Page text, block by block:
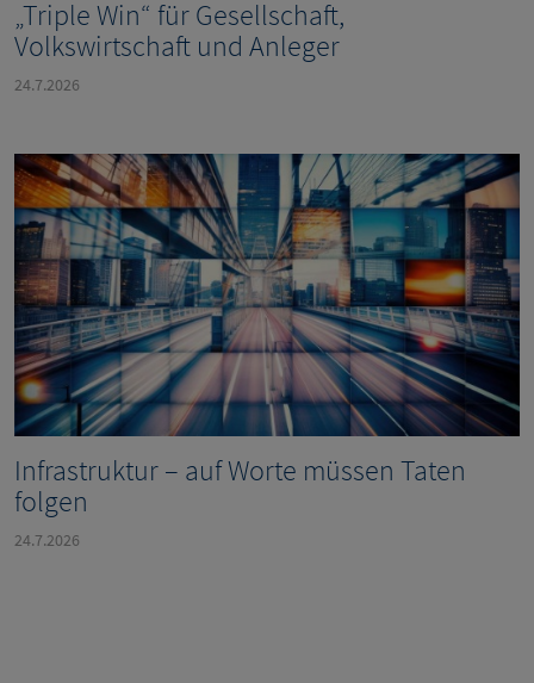
„Triple Win“ für Gesellschaft,
Volkswirtschaft und Anleger
24.7.2026
Infrastruktur – auf Worte müssen Taten
folgen
24.7.2026